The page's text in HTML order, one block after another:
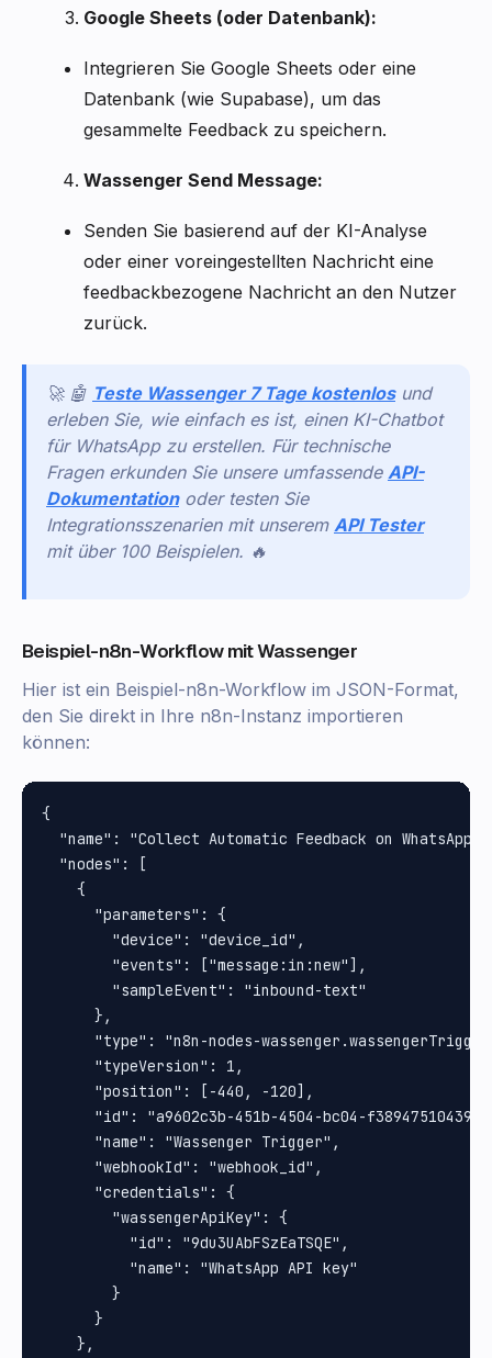
Google Sheets (oder Datenbank):
Integrieren Sie Google Sheets oder eine
Datenbank (wie Supabase), um das
gesammelte Feedback zu speichern.
Wassenger Send Message:
Senden Sie basierend auf der KI-Analyse
oder einer voreingestellten Nachricht eine
feedbackbezogene Nachricht an den Nutzer
zurück.
🚀 🤖 Teste Wassenger 7 Tage kostenlos und
erleben Sie, wie einfach es ist, einen KI-Chatbot
für WhatsApp zu erstellen. Für technische
Fragen erkunden Sie unsere umfassende API-
Dokumentation oder testen Sie
Integrationsszenarien mit unserem API Tester
mit über 100 Beispielen. 🔥
Beispiel-n8n-Workflow mit Wassenger
Hier ist ein Beispiel-n8n-Workflow im JSON-Format,
den Sie direkt in Ihre n8n-Instanz importieren
können:
{
  "name": "Collect Automatic Feedback on WhatsApp",
  "nodes": [
    {
      "parameters": {
        "device": "device_id",
        "events": ["message:in:new"],
        "sampleEvent": "inbound-text"
      },
"type": "n8n-nodes-
      "typeVersion": 1,
      "position": [-440, -120],
      "id": "a9602c3b-451b-4504-bc04-f38947510439",
      "name": "Wassenger Trigger",
      "webhookId": "webhook_id",
      "credentials": {
        "wassengerApiKey": {
          "id": "9du3UAbFSzEaTSQE",
          "name": "WhatsApp API key"
        }
      }
    },